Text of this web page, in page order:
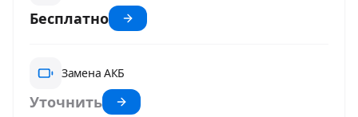
Бесплатно
Замена АКБ
Уточнить